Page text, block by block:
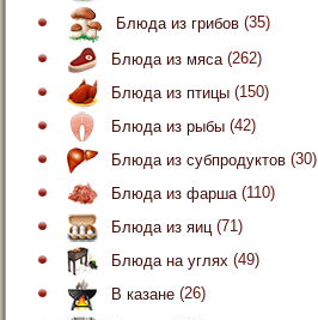
Блюда из грибов (35)
Блюда из мяса (262)
Блюда из птицы (150)
Блюда из рыбы (42)
Блюда из субпродуктов (30)
Блюда из фарша (110)
Блюда из яиц (71)
Блюда на углях (49)
В казане (26)